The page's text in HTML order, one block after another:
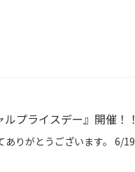
プライスデー』開催！！